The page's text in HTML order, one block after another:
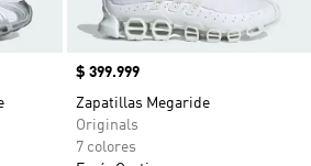
Precio
$ 399.999
Zapatillas Megaride
Originals
7 colores